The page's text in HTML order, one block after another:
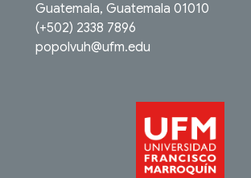
Guatemala, Guatemala 01010
(+502) 2338 7896
popolvuh@ufm.edu